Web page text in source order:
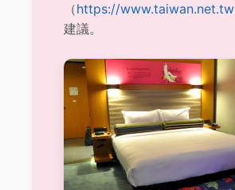
（https://www.taiwan.net.tw
建議。